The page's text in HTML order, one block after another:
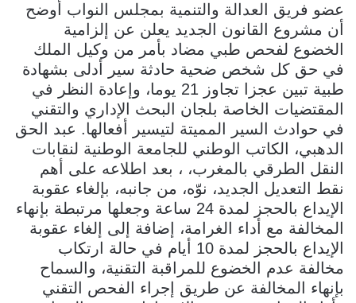
عضو فريق العدالة والتنمية بمجلس النواب أوضح
أن مشروع القانون الجديد يعلن عن إلزامية
الخضوع لفحص طبي مضاد بأمر من وكيل الملك
في حق كل شخص ضحية حادثة سير أدلى بشهادة
طبية تبين عجزا تجاوز 21 يوما، وإعادة النظر في
المقتضيات الخاصة بلجان البحث الإداري والتقني
في حوادث السير المميتة لتيسير أفعالها. عبد الحق
الدهبي، الكاتب الوطني للجامعة الوطنية لنقابات
النقل الطرقي بالمغرب، ، بعد اطلاعه على أهم
نقط التعديل الجديد، نوّه، من جانبه، بإلغاء عقوبة
الإيداع بالحجز لمدة 24 ساعة وجعلها مرتبطة بإنهاء
المخالفة مع أداء الغرامة، إضافة إلى إلغاء عقوبة
الإيداع بالحجز لمدة 10 أيام في حالة ارتكاب
مخالفة عدم الخضوع للمراقبة التقنية، والسماح
بإنهاء المخالفة عن طريق إجراء الفحص التقني